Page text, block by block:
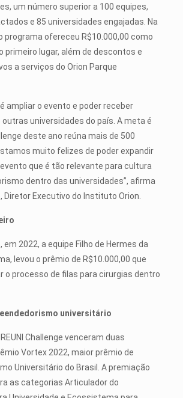
um número superior a 100 equipes,
e 85 universidades engajadas. Na
programa ofereceu R$10.000,00 como
primeiro lugar, além de descontos e
a serviços do Orion Parque
ampliar o evento e poder receber
universidades do país. A meta é
deste ano reúna mais de 500
muito felizes de poder expandir
que é tão relevante para cultura
dentro das universidades”, afirma
Diretor Executivo do Instituto Orion.
em 2022, a equipe Filho de Hermes da
levou o prêmio de R$10.000,00 que
o processo de filas para cirurgias dentro
universitário
Challenge venceram duas
Vortex 2022, maior prêmio de
Universitário do Brasil. A premiação
as categorias Articulador do